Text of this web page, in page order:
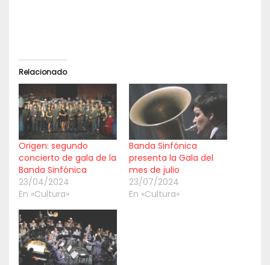
Relacionado
Origen: segundo
concierto de gala de la
Banda Sinfónica
23/04/2024
En «Cultura»
Banda Sinfónica
presenta la Gala del
mes de julio
23/07/2024
En «Cultura»